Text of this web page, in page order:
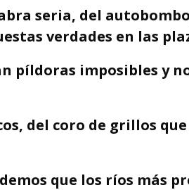
seria, del
verdades en las
píldoras imposibles y
del coro de grillos
que los ríos más